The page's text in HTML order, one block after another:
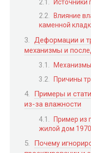
Источники
Влияние
каменной
Деформации и
механизмы и
Причины
Примеры и
из-за влажности
Пример из
жилой дом
Почему